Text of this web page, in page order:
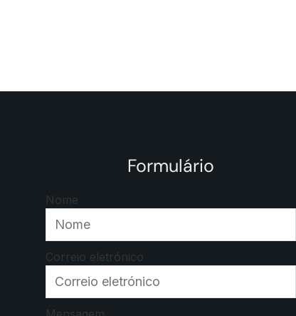
Formulário
Nome
Correio eletrónico